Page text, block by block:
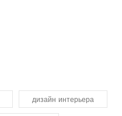
дизайн интерьера